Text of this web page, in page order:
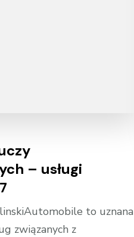
– usługi
to uznana
związanych z